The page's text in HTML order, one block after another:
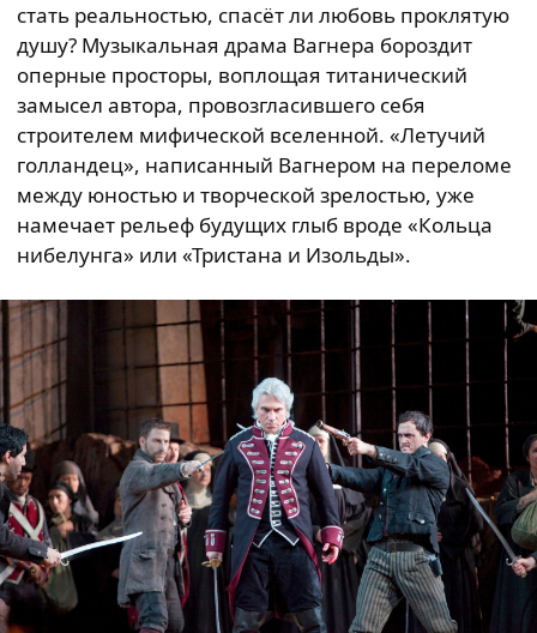
стать реальностью, спасёт ли любовь проклятую
душу? Музыкальная драма Вагнера бороздит
оперные просторы, воплощая титанический
замысел автора, провозгласившего себя
строителем мифической вселенной. «Летучий
голландец», написанный Вагнером на переломе
между юностью и творческой зрелостью, уже
намечает рельеф будущих глыб вроде «Кольца
нибелунга» или «Тристана и Изольды».